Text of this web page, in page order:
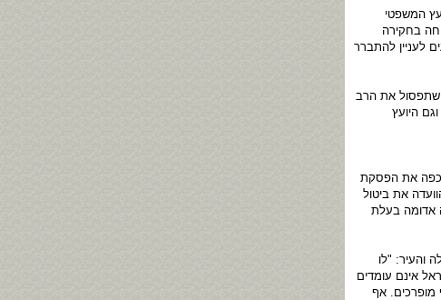
המשפטי
בחקירה
לעניין להתברר
שתפסול את הרב
היועץ
יכפה את הפסקת
את ביטול
אדומה בעלת
והעיר: "לו
אינם עומדים
מופרכים. אף